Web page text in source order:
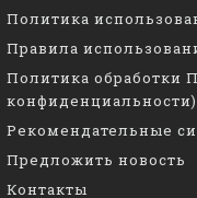
Политика
Правила
Политика обработки
конфиденциальности)
Рекомендательные
Предложить новость
Контакты